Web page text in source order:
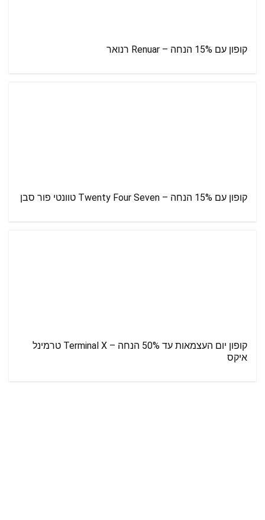
קופון עם 15% הנחה – Renuar רנואר
קופון עם 15% הנחה – Twenty Four Seven טוונטי פור סבן
קופון יום העצמאות עד 50% הנחה – Terminal X טרמינל
איקס